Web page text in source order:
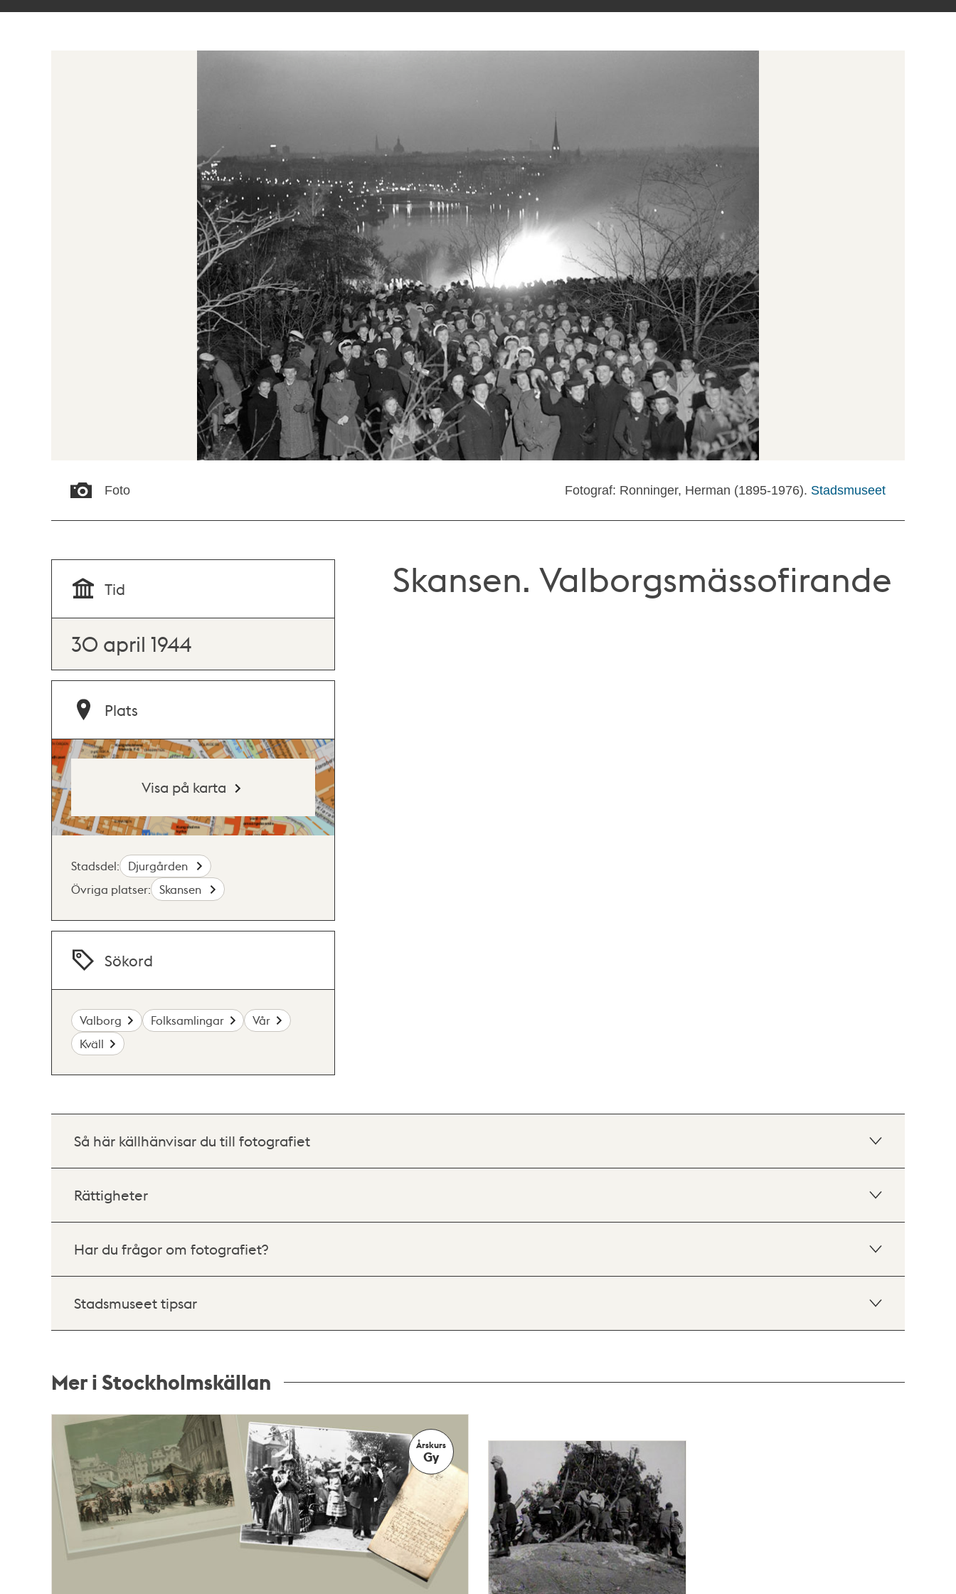
Foto Fotograf: Ronninger, Herman (1895-1976). Stadsmuseet
Skansen. Valborgsmässofirande
Tid
30 april 1944
Plats
Visa på karta
Stadsdel:
Djurgården
Övriga platser:
Skansen
Sökord
Valborg Folksamlingar
Vår
Kväll
Så här källhänvisar du till fotografiet
Rättigheter
Har du frågor om fotografiet?
Stadsmuseet tipsar
Mer i Stockholmskällan
Relaterade
poster
och
teman
Årskurs
Gy